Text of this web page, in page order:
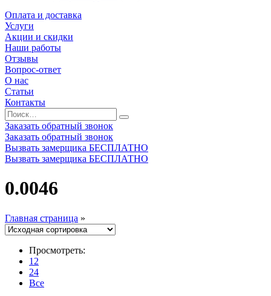
Оплата и доставка
Услуги
Акции и скидки
Наши работы
Отзывы
Вопрос-ответ
О нас
Статьи
Контакты
Заказать обратный звонок
Заказать обратный звонок
Вызвать замерщика БЕСПЛАТНО
Вызвать замерщика БЕСПЛАТНО
0.0046
Главная страница »
Просмотреть:
12
24
Все